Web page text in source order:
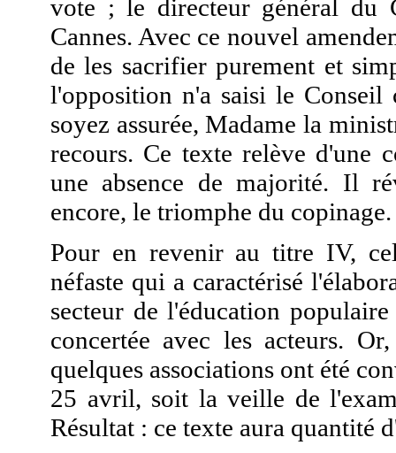
vote ; le directeur général du
Cannes. Avec ce nouvel
de les sacrifier purement et
l'opposition n'a saisi le
soyez assurée, Madame la
recours. Ce texte relève d'une
une absence de majorité. Il
encore, le triomphe du copinage.
Pour en revenir au titre IV,
néfaste qui a caractérisé
secteur de l'éducation
concertée avec les acteurs.
quelques associations ont été
25 avril, soit la veille de
Résultat : ce texte aura quantité